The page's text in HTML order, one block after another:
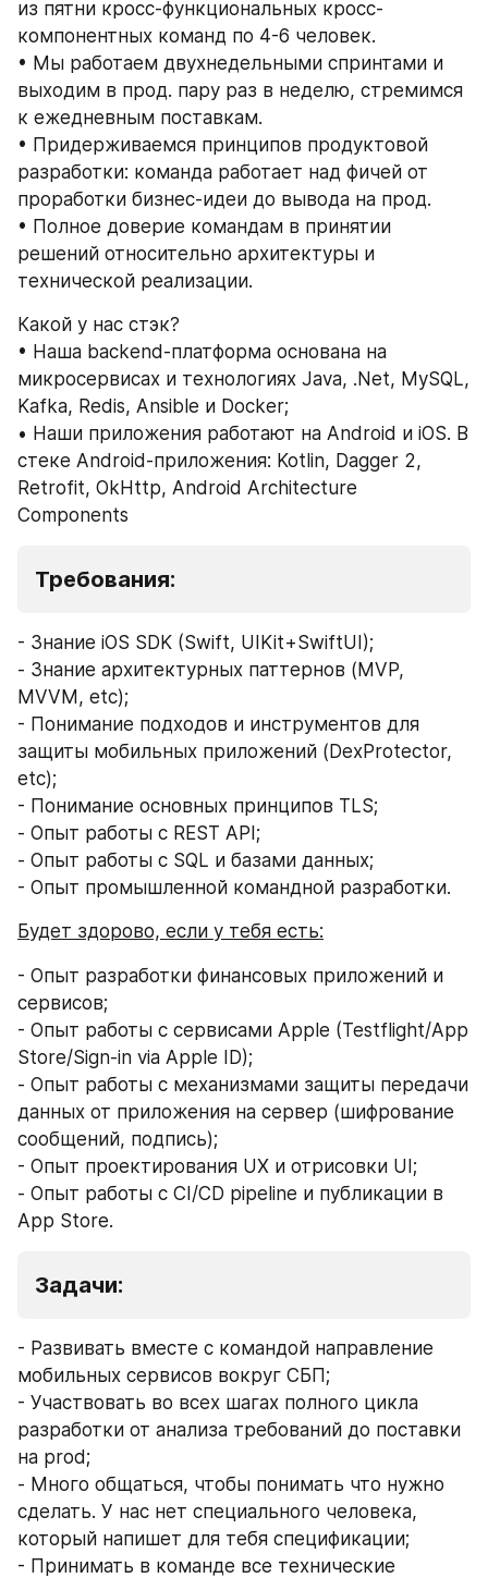
из пятни кросс-функциональных кросс-
компонентных команд по 4-6 человек.
• Мы работаем двухнедельными спринтами и
выходим в прод. пару раз в неделю, стремимся
к ежедневным поставкам.
• Придерживаемся принципов продуктовой
разработки: команда работает над фичей от
проработки бизнес-идеи до вывода на прод.
• Полное доверие командам в принятии
решений относительно архитектуры и
технической реализации.
Какой у нас стэк?
• Наша backend-платформа основана на
микросервисах и технологиях Java, .Net, MySQL,
Kafka, Redis, Ansible и Docker;
• Наши приложения работают на Android и iOS. В
стеке Android-приложения: Kotlin, Dagger 2,
Retrofit, OkHttp, Android Architecture
Components
Требования:
- Знание iOS SDK (Swift, UIKit+SwiftUI);
- Знание архитектурных паттернов (MVP,
MVVM, etc);
- Понимание подходов и инструментов для
защиты мобильных приложений (DexProtector,
etc);
- Понимание основных принципов TLS;
- Опыт работы с REST API;
- Опыт работы с SQL и базами данных;
- Опыт промышленной командной разработки.
Будет здорово, если у тебя есть:
- Опыт разработки финансовых приложений и
сервисов;
- Опыт работы с сервисами Apple (Testflight/App
Store/Sign-in via Apple ID);
- Опыт работы с механизмами защиты передачи
данных от приложения на сервер (шифрование
сообщений, подпись);
- Опыт проектирования UX и отрисовки UI;
- Опыт работы c CI/CD pipeline и публикации в
App Store.
Задачи:
- Развивать вместе с командой направление
мобильных сервисов вокруг СБП;
- Участвовать во всех шагах полного цикла
разработки от анализа требований до поставки
на prod;
- Много общаться, чтобы понимать что нужно
сделать. У нас нет специального человека,
который напишет для тебя спецификации;
- Принимать в команде все технические